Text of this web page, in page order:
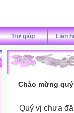
Trợ giúp Liên
Chào mừng
Quý vị chưa